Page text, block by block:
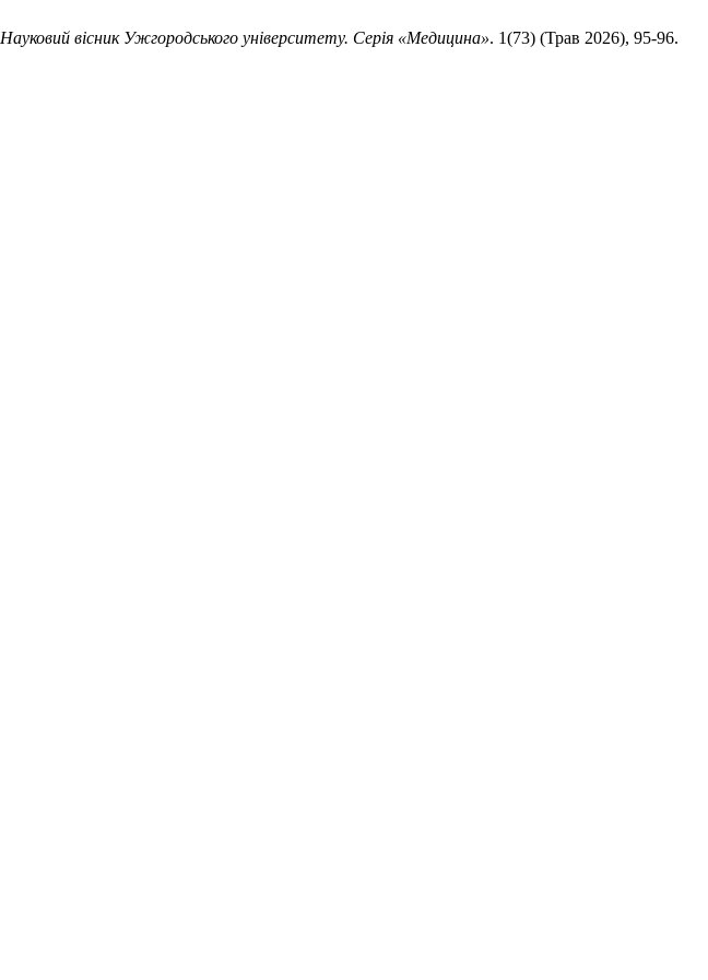
Науковий вісник Ужгородського університету. Серія «Медицина». 1(73) (Трав 2026), 95-96.